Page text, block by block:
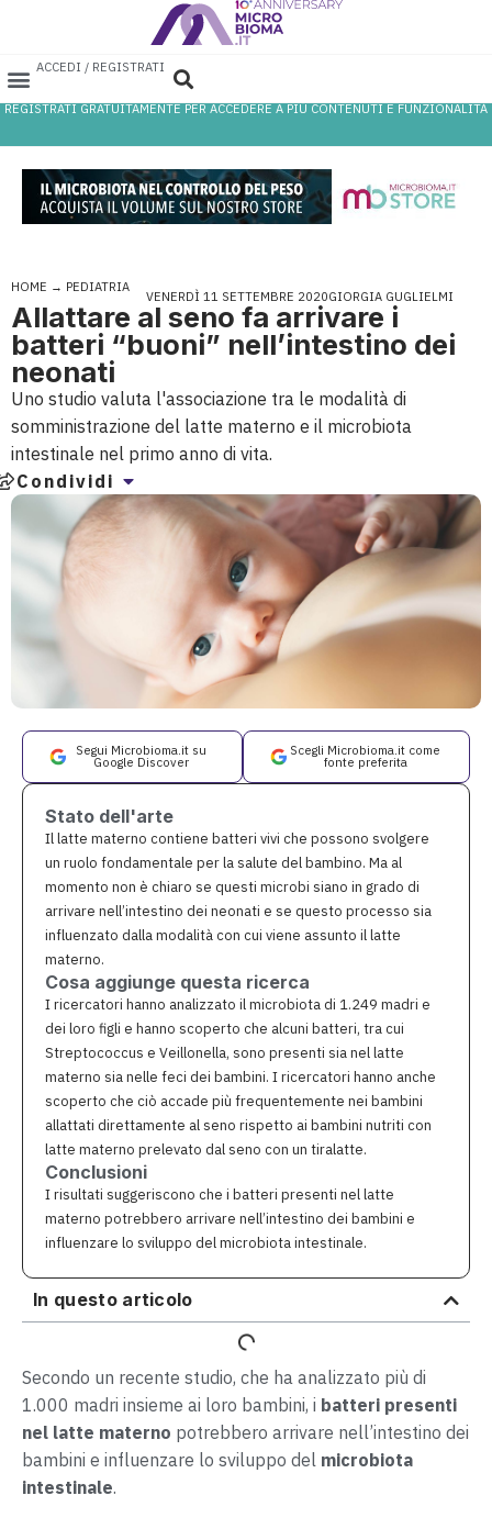
ACCEDI / REGISTRATI
REGISTRATI GRATUITAMENTE PER ACCEDERE A PIÙ CONTENUTI E FUNZIONALITÀ
HOME → PEDIATRIA
VENERDÌ 11 SETTEMBRE 2020GIORGIA GUGLIELMI
Allattare al seno fa arrivare i
batteri “buoni” nell’intestino dei
neonati
Uno studio valuta l'associazione tra le modalità di
somministrazione del latte materno e il microbiota
intestinale nel primo anno di vita.
Condividi
Segui Microbioma.it su
Google Discover
Scegli Microbioma.it come
fonte preferita
Stato dell'arte
Il latte materno contiene batteri vivi che possono svolgere
un ruolo fondamentale per la salute del bambino. Ma al
momento non è chiaro se questi microbi siano in grado di
arrivare nell’intestino dei neonati e se questo processo sia
influenzato dalla modalità con cui viene assunto il latte
materno.
Cosa aggiunge questa ricerca
I ricercatori hanno analizzato il microbiota di 1.249 madri e
dei loro figli e hanno scoperto che alcuni batteri, tra cui
Streptococcus e Veillonella, sono presenti sia nel latte
materno sia nelle feci dei bambini. I ricercatori hanno anche
scoperto che ciò accade più frequentemente nei bambini
allattati direttamente al seno rispetto ai bambini nutriti con
latte materno prelevato dal seno con un tiralatte.
Conclusioni
I risultati suggeriscono che i batteri presenti nel latte
materno potrebbero arrivare nell’intestino dei bambini e
influenzare lo sviluppo del microbiota intestinale.
In questo articolo
Secondo un recente studio, che ha analizzato più di
1.000 madri insieme ai loro bambini, i batteri presenti
nel latte materno potrebbero arrivare nell’intestino dei
bambini e influenzare lo sviluppo del microbiota
intestinale.